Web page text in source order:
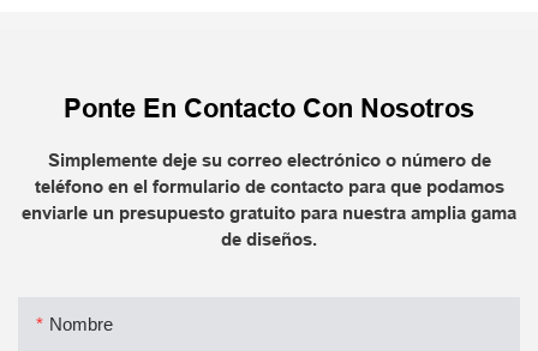
Ponte En Contacto Con Nosotros
Simplemente deje su correo electrónico o número de
teléfono en el formulario de contacto para que podamos
enviarle un presupuesto gratuito para nuestra amplia gama
de diseños.
Nombre